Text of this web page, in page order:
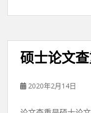
硕士论文
2020年2月14日